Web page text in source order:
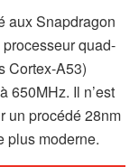
aux Snapdragon
quad-
Cortex-A53)
650MHz. Il n’est
un procédé 28nm
plus moderne.